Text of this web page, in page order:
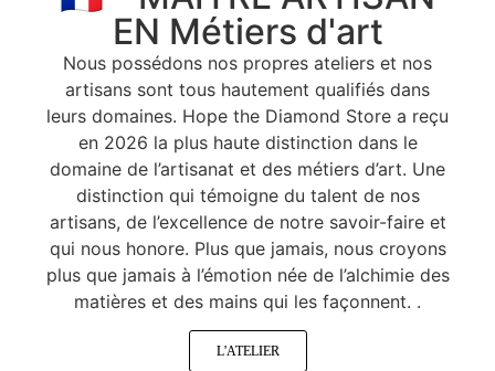
EN Métiers d'art
Nous possédons nos propres ateliers et nos
artisans sont tous hautement qualifiés dans
leurs domaines. Hope the Diamond Store a reçu
en 2026 la plus haute distinction dans le
domaine de l’artisanat et des métiers d’art. Une
distinction qui témoigne du talent de nos
artisans, de l’excellence de notre savoir-faire et
qui nous honore. Plus que jamais, nous croyons
plus que jamais à l’émotion née de l’alchimie des
matières et des mains qui les façonnent. .
L'ATELIER